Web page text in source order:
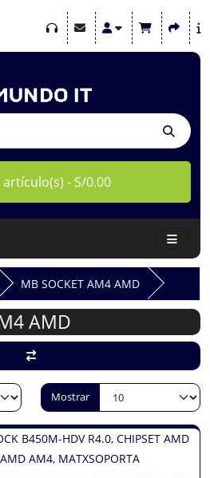
artículo(s) - S/0.00
MB SOCKET AM4 AMD
AMD
Mostrar